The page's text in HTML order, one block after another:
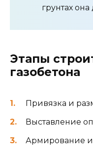
грунтах
Этапы
газобетона
Привязка и
Выставление
Армирование и